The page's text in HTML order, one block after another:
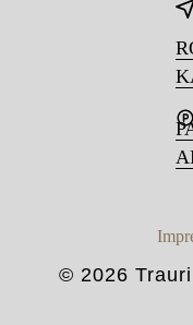
© 2026